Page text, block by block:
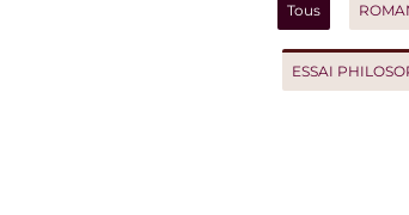
ROMAN
ESSAI PHILOSOPHIE